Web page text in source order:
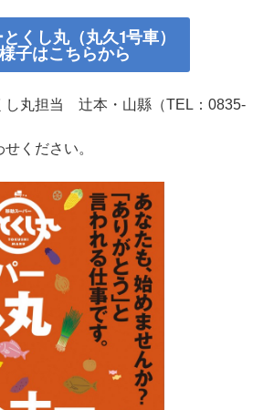
くし丸（丸久1号車）
子はこちらから
し丸担当 辻󠄀本・山縣（TEL：0835-
ください。